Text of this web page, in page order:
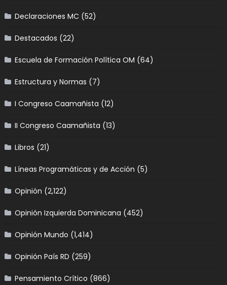
Declaraciones MC (52)
Destacados (22)
Escuela de Formación Política OM (64)
Estructura y Normas (7)
I Congreso Caamañista (12)
II Congreso Caamañista (13)
Libros (21)
Líneas Programáticas y de Acción (5)
Opinión (2,122)
Opinión Izquierda Dominicana (452)
Opinión Mundo (1,414)
Opinión País RD (259)
Pensamiento Crítico (866)